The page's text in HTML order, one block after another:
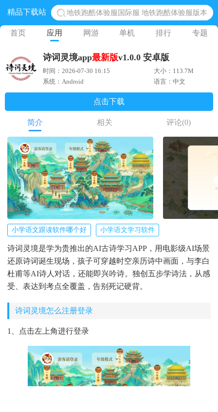
精品下载站
地铁跑酷体验服国际服 地铁跑酷体验服版本
网易光遇手游正版 点亮星空共庆周年
蛋仔派对下载 蛋仔派对体验服
奥特曼王者传奇 正版奥特曼游戏
首页 应用 网游 单机 排行 专题
诗词灵境app最新版v1.0.0 安卓版
时间：2026-07-30 16:15
大小：113.7M
系统：Android
语言：中文
点击下载
简介 相关 评论(0)
小学语文跟读软件哪个好 小学语文学习软件
诗词灵境是学为贵推出的AI古诗学习APP，用电影级AI场景
还原诗词诞生现场，孩子可穿越时空亲历诗中画面，与李白
杜甫等AI诗人对话，还能即兴吟诗。独创五步学诗法，从感
受、表达到考点全覆盖，告别死记硬背。
诗词灵境怎么注册登录
1、点击左上角进行登录